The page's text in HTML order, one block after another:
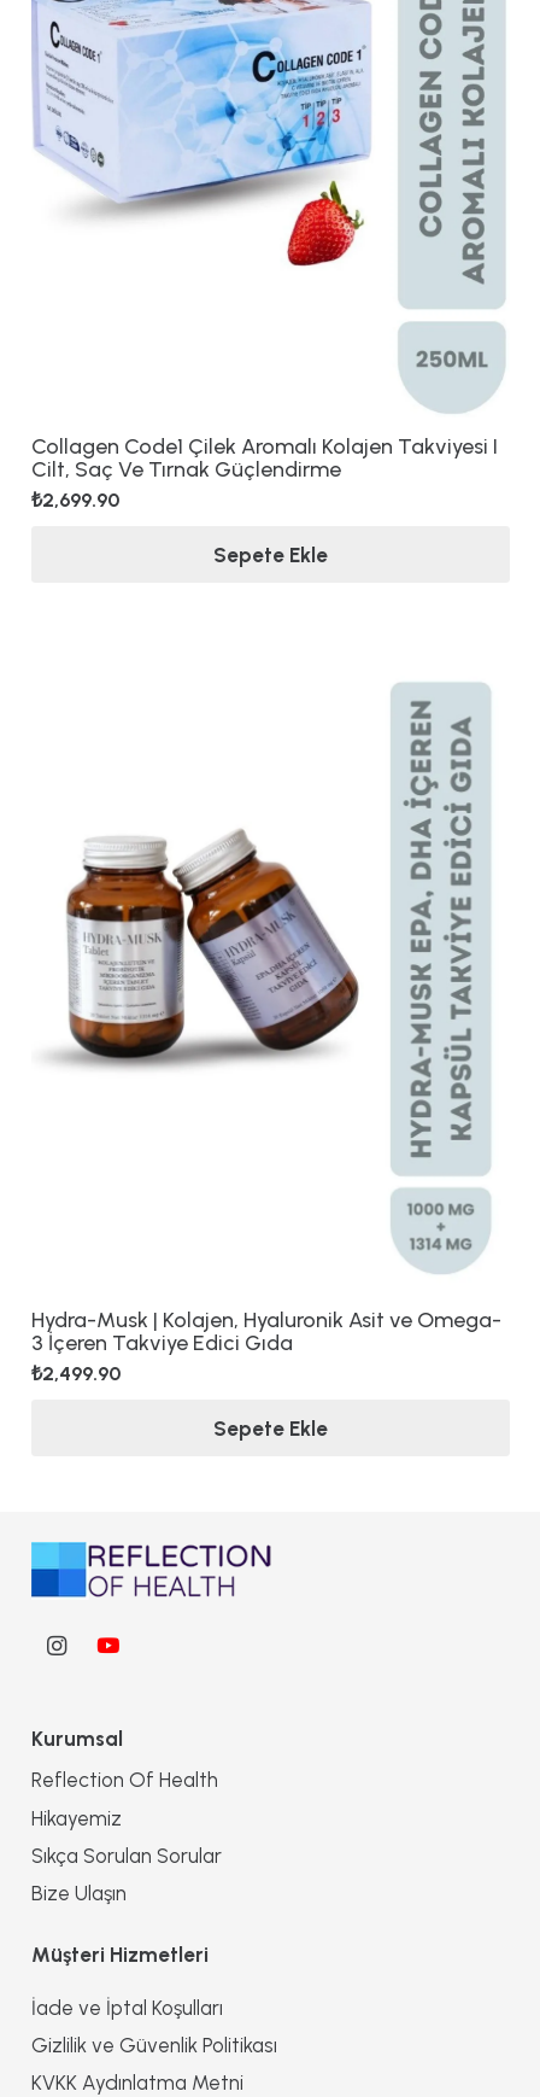
Collagen Code1 Çilek Aromalı Kolajen Takviyesi I
Cilt, Saç Ve Tırnak Güçlendirme
₺2,699.90
Sepete Ekle
Hydra-Musk | Kolajen, Hyaluronik Asit ve Omega-
3 İçeren Takviye Edici Gıda
₺2,499.90
Sepete Ekle
Kurumsal
Reflection Of Health
Hikayemiz
Sıkça Sorulan Sorular
Bize Ulaşın
Müşteri Hizmetleri
İade ve İptal Koşulları
Gizlilik ve Güvenlik Politikası
KVKK Aydınlatma Metni